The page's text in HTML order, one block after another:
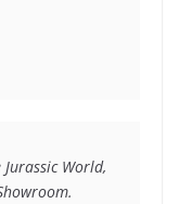
World,